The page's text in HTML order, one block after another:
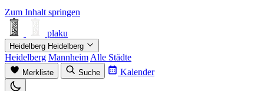
Zum Inhalt springen
plaku
Heidelberg Heidelberg
Heidelberg Mannheim Alle Städte
Merkliste Suche Kalender